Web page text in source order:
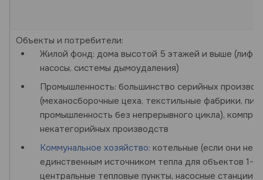
Объекты и потребители:
Жилой фонд: дома высотой 5 этажей и выше
насосы, системы дымоудаления)
Промышленность: большинство серийных
(механосборочные цеха, текстильные фабрики,
промышленность без непрерывного цикла),
некатегорийных производств
Коммунальное хозяйство: котельные (если они не
единственным источником тепла для объектов 1-й
центральные тепловые пункты, насосные станции